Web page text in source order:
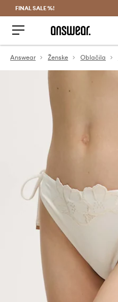
FINAL SALE %!
Answear Ženske Oblačila